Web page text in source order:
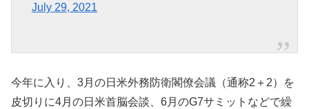
July 29, 2021
今年に入り、3月の日米外務防衛閣僚会議（通称2＋2）を
皮切りに4月の日米首脳会談、6月のG7サミットなどで繰